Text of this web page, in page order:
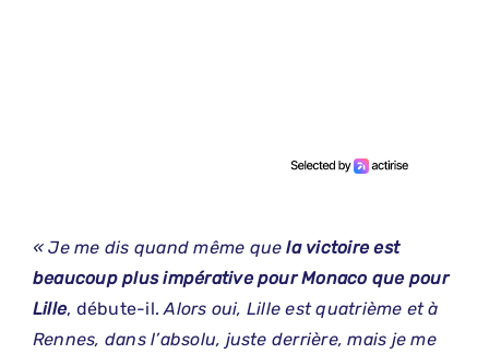
« Je me dis quand même quela victoire est
beaucoup plus impérative pour Monaco que pour
Lille, débute-il.Alors oui, Lille est quatrième et à
Rennes, dans l’absolu, juste derrière, mais je me